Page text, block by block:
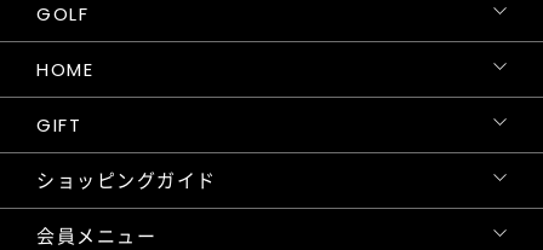
GOLF
HOME
GIFT
ショッピングガイド
会員メニュー